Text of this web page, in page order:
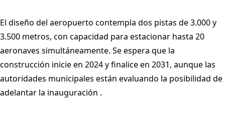
El diseño del aeropuerto contempla dos pistas de 3.000 y
3.500 metros, con capacidad para estacionar hasta 20
aeronaves simultáneamente. Se espera que la
construcción inicie en 2024 y finalice en 2031, aunque las
autoridades municipales están evaluando la posibilidad de
adelantar la inauguración .